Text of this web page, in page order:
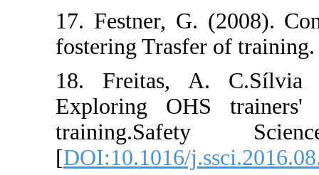
17. Festner,
fostering
18. Freitas,
Exploring
[DOI:10.1016/